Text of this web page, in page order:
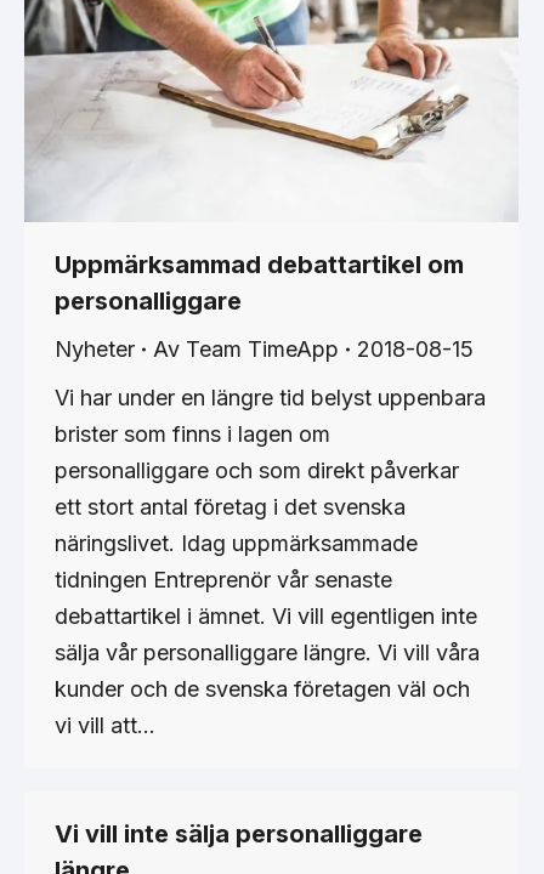
Uppmärksammad debattartikel om
personalliggare
Nyheter Av Team TimeApp
2018-08-15
Vi har under en längre tid belyst uppenbara
brister som finns i lagen om
personalliggare och som direkt påverkar
ett stort antal företag i det svenska
näringslivet. Idag uppmärksammade
tidningen Entreprenör vår senaste
debattartikel i ämnet. Vi vill egentligen inte
sälja vår personalliggare längre. Vi vill våra
kunder och de svenska företagen väl och
vi vill att…
Vi vill inte sälja personalliggare